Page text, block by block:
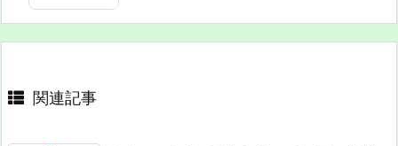
関連記事